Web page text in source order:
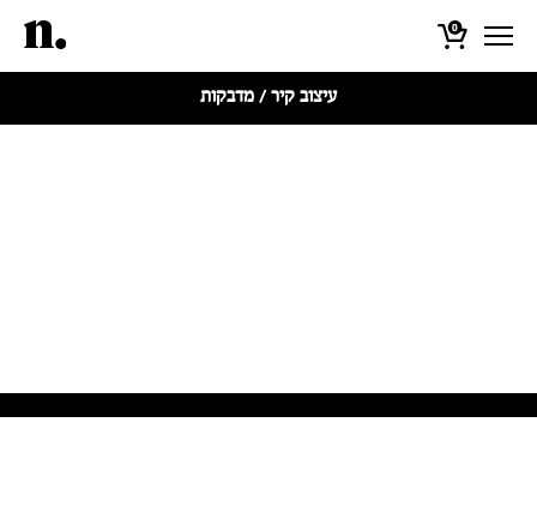
0
עיצוב קיר/ מדבקות